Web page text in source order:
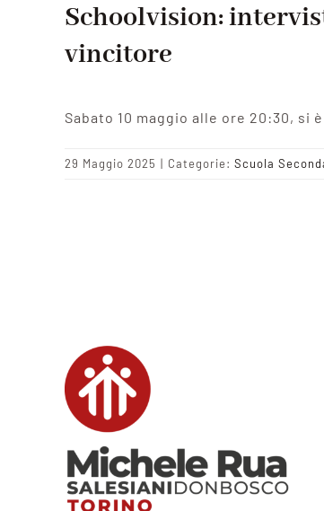
Schoolvision:
vincitore
Sabato 10 maggio alle ore 20:30, si
29 Maggio 2025 | Categorie: Scuola